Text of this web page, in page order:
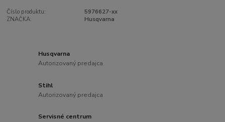
Číslo produktu:
5976627-xx
ZNAČKA:
Husqvarna
Husqvarna
Autorizovaný predajca
Stihl
Autorizovaný predajca
Servisné centrum